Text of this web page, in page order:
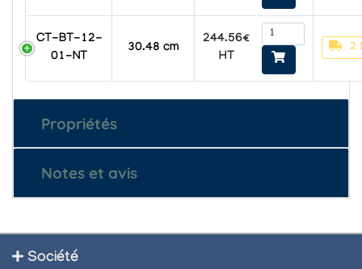
CT-BT-12-
01-NT
30.48 cm
244.56€
HT
2
Propriétés
Notes et avis
Société